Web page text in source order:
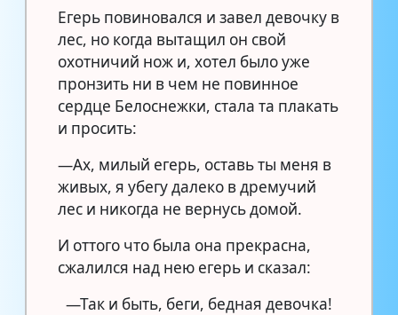
Егерь повиновался и завел девочку в
лес, но когда вытащил он свой
охотничий нож и, хотел было уже
пронзить ни в чем не повинное
сердце Белоснежки, стала та плакать
и просить:
—Ах, милый егерь, оставь ты меня в
живых, я убегу далеко в дремучий
лес и никогда не вернусь домой.
И оттого что была она прекрасна,
сжалился над нею егерь и сказал:
—Так и быть, беги, бедная девочка!